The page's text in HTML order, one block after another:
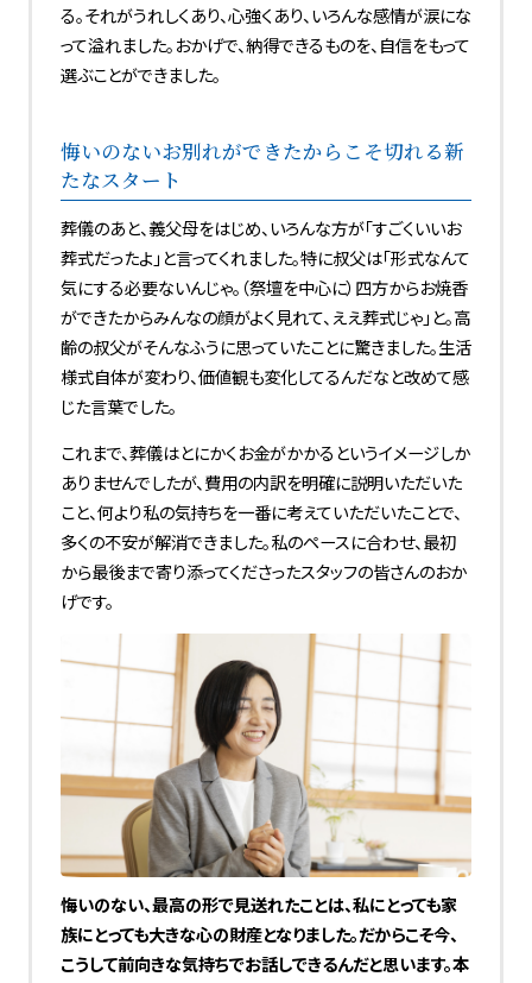
る。それがうれしくあり、心強くあり、いろんな感情が涙にな
って溢れました。おかげで、納得できるものを、自信をもって
選ぶことができました。
悔いのないお別れができたからこそ切れる新
たなスタート
葬儀のあと、義父母をはじめ、いろんな方が「すごくいいお
葬式だったよ」と言ってくれました。特に叔父は「形式なんて
気にする必要ないんじゃ。（祭壇を中心に）四方からお焼香
ができたからみんなの顔がよく見れて、ええ葬式じゃ」と。高
齢の叔父がそんなふうに思っていたことに驚きました。生活
様式自体が変わり、価値観も変化してるんだなと改めて感
じた言葉でした。
これまで、葬儀はとにかくお金がかかるというイメージしか
ありませんでしたが、費用の内訳を明確に説明いただいた
こと、何より私の気持ちを一番に考えていただいたことで、
多くの不安が解消できました。私のペースに合わせ、最初
から最後まで寄り添ってくださったスタッフの皆さんのおか
げです。
悔いのない、最高の形で見送れたことは、私にとっても家
族にとっても大きな心の財産となりました。だからこそ今、
こうして前向きな気持ちでお話しできるんだと思います。本